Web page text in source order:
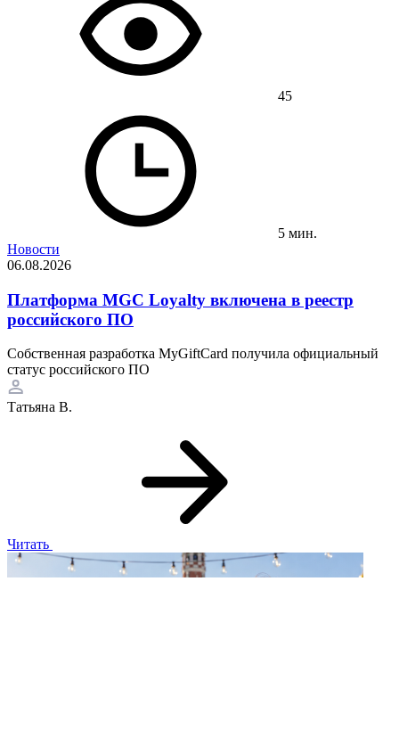
45
5 мин.
Новости
06.08.2026
Платформа MGC Loyalty включена в реестр
российского ПО
Собственная разработка MyGiftCard получила официальный
статус российского ПО
Татьяна В.
Читать